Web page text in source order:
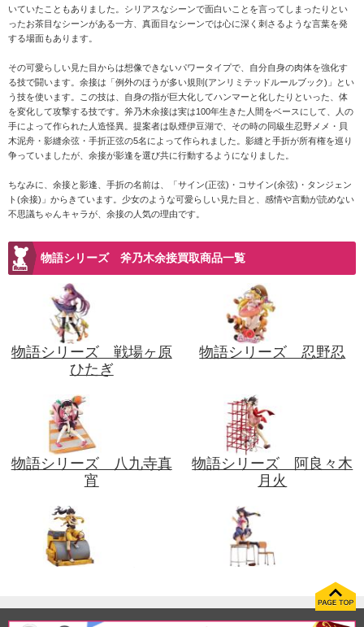
いていたこともありました。シリアスなシーンで面白いことを言ってしまったりとい
ったお茶目なシーンがある一方、真面目なシーンでは心に深く刺さるような言葉を発
する場面もあります。
その可愛らしい見た目からは想像できないパワータイプで、自分自身の肉体を強化す
る技で闘います。余接は「例外のほうが多い規則(アンリミテッドルールブック)」とい
う技を使います。この技は、自身の指が巨大化してハンマーと化したりといった、体
を変化して攻撃する技です。斧乃木余接は実は100年生きた人間をベースにして、人の
手によって作られた人造怪異。提案者は臥煙伊豆湖で、その時の同級生忍野メメ・貝
木泥舟・影縫余弦・手折正弦の5名によって作られました。影縫と手折が所有権を巡り
争っていましたが、余接が影逢を選び共に行動するようになりました。
ちなみに、余接と影逢、手折の名前は、「サイン(正弦)・コサイン(余弦)・タンジェン
ト(余接)」からきています。少女のような可愛らしい見た目と、感情や言動が読めない
不思議ちゃんキャラが、余接の人気の理由です。
物語シリーズ 斧乃木余接買取商品一覧
物語シリーズ 戦場ヶ原
ひたぎ
物語シリーズ 忍野忍
物語シリーズ 八九寺真
宵
物語シリーズ 阿良々木
月火